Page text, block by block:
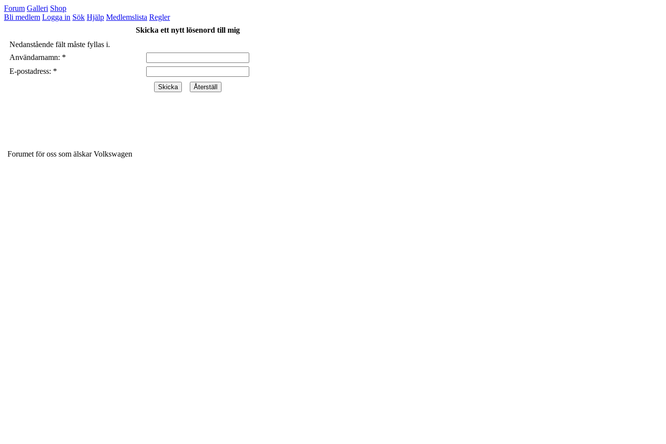
Forum Galleri Shop
Bli medlem Logga in Sök Hjälp Medlemslista Regler
Skicka ett nytt lösenord till mig
Nedanstående fält måste fyllas i.
Användarnamn: *
E-postadress: *
Forumet för oss som älskar Volkswagen